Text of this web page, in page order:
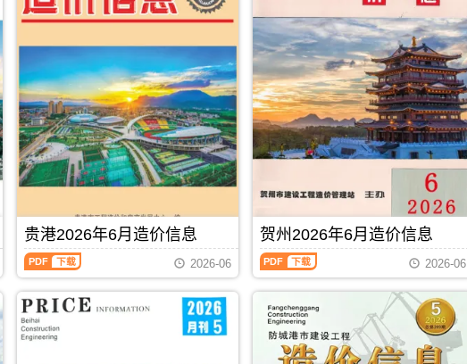
价
信
建
设
工
程
造
价
信
息)，
池
市
建
设
工
程
造
价
信
息
(防
城
港
建
设
工
程
价
息)，
防
城
港
市
建
设
工
程
贵港2026年6月造价信息
贵
港
年
6
月
2026-06
贺州2026年6月造价信息
贺
州
月
2026-06